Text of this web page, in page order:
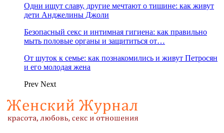
Одни ищут славу, другие мечтают о тишине: как живут
дети Анджелины Джоли
Безопасный секс и интимная гигиена: как правильно
мыть половые органы и защититься от…
От шуток к семье: как познакомились и живут Петросян
и его молодая жена
Prev Next